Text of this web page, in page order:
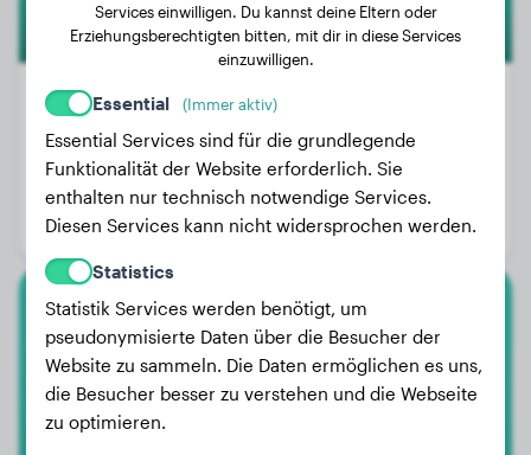
Gewicht:
Keine Daten
Alter:
2 Jahre, 7 Monate
Geschlecht:
Rüde
Labrador Retriever
Elli
Services einwilligen. Du kannst deine Eltern oder
Erziehungsberechtigten bitten, mit dir in diese Services
einzuwilligen.
Essential (Immer aktiv)
Essential Services sind für die grundlegende
Funktionalität der Website erforderlich. Sie
enthalten nur technisch notwendige Services.
Diesen Services kann nicht widersprochen werden.
Statistics
Statistik Services werden benötigt, um
pseudonymisierte Daten über die Besucher der
Website zu sammeln. Die Daten ermöglichen es uns,
die Besucher besser zu verstehen und die Webseite
zu optimieren.